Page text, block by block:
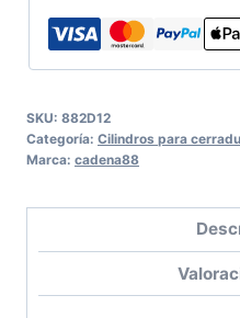
SKU: 882D12
Categoría: Cilindros para
Marca: cadena88